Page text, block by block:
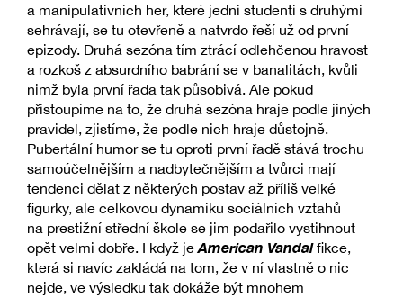
a manipulativních her, které jedni studenti s druhými
sehrávají, se tu otevřeně a natvrdo řeší už od první
epizody. Druhá sezóna tím ztrácí odlehčenou hravost
a rozkoš z absurdního babrání se v banalitách, kvůli
nimž byla první řada tak působivá. Ale pokud
přistoupíme na to, že druhá sezóna hraje podle jiných
pravidel, zjistíme, že podle nich hraje důstojně.
Pubertální humor se tu oproti první řadě stává trochu
samoúčelnějším a nadbytečnějším a tvůrci mají
tendenci dělat z některých postav až příliš velké
figurky, ale celkovou dynamiku sociálních vztahů
na prestižní střední škole se jim podařilo vystihnout
opět velmi dobře. I když jeAmerican Vandalfikce,
která si navíc zakládá na tom, že v ní vlastně o nic
nejde, ve výsledku tak dokáže být mnohem